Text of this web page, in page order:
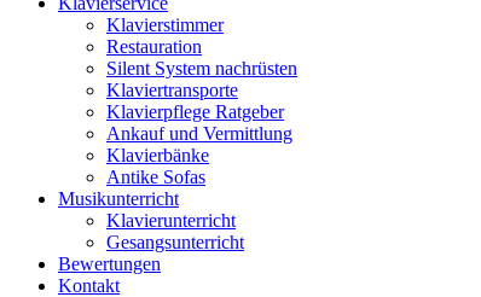
Klavierstimmer
Restauration
Silent System nachrüsten
Klaviertransporte
Klavierpflege Ratgeber
Ankauf und Vermittlung
Klavierbänke
Antike Sofas
Musikunterricht
Klavierunterricht
Gesangsunterricht
Bewertungen
Kontakt